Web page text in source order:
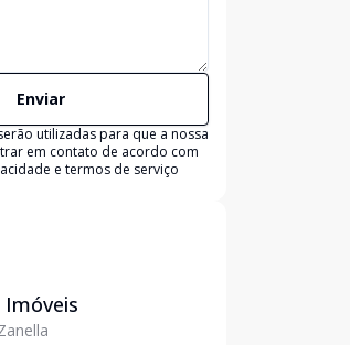
Enviar
utilizadas para que a nossa
em contato de acordo com
e termos de serviço
Imóveis